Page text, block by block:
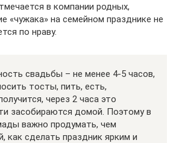
в компании родных,
«чужака» на семейном празднике не
по нраву.
свадьбы – не менее 4-5 часов,
тосты, пить, есть,
через 2 часа это
засобираются домой. Поэтому в
важно продумать, чем
как сделать праздник ярким и